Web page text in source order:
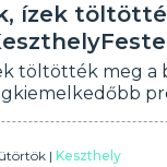
ízek
töltötték meg a
|Keszthely